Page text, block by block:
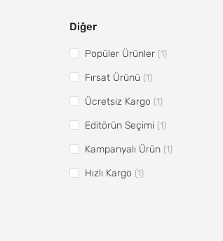
Diğer
Popüler Ürünler (1)
Fırsat Ürünü (1)
Ücretsiz Kargo (1)
Editörün Seçimi (1)
Kampanyalı Ürün (1)
Hızlı Kargo (1)